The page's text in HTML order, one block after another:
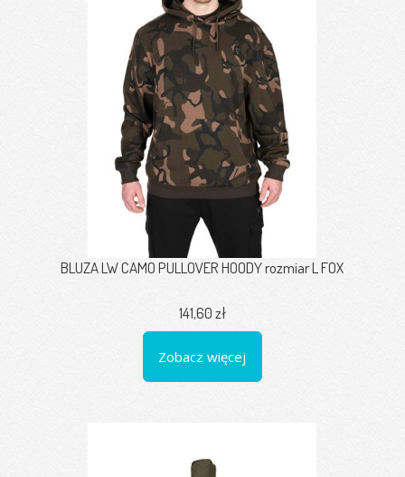
BLUZA LW CAMO PULLOVER HOODY rozmiar L FOX
141,60 zł
Zobacz więcej